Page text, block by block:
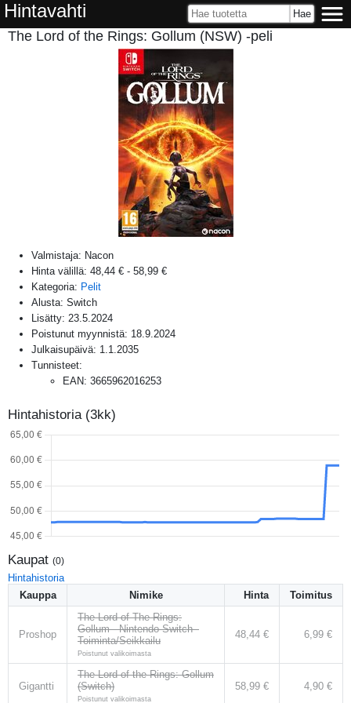
Hintavahti
The Lord of the Rings: Gollum (NSW) -peli
Valmistaja: Nacon
Hinta välillä: 48,44 € - 58,99 €
Kategoria: Pelit
Alusta: Switch
Lisätty: 23.5.2024
Poistunut myynnistä: 18.9.2024
Julkaisupäivä: 1.1.2035
Tunnisteet:
EAN: 3665962016253
Hintahistoria (3kk)
Kaupat (0)
Hintahistoria
Kauppa
Nimike Hinta Toimitus
Proshop
The Lord of The Rings:
Gollum - Nintendo Switch -
Toiminta/Seikkailu
Poistunut valikoimasta
48,44 € 6,99 €
Gigantti
The Lord of the Rings: Gollum
(Switch)
Poistunut valikoimasta
58,99 € 4,90 €